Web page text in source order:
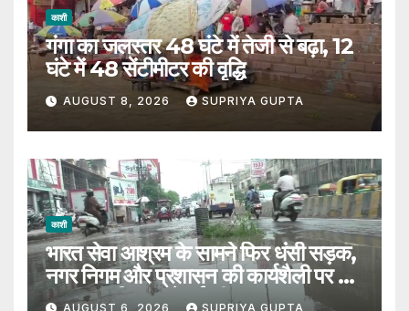
काशी
गंगा का जलस्तर 48 घंटे में तेजी से बढ़ा, 12
घंटे में 48 सेंटीमीटर की वृद्धि
AUGUST 8, 2026 SUPRIYA GUPTA
काशी
भारत सेवा आश्रम के सामने फिर धंसी सड़क,
नगर निगम और प्रशासन की कार्यशैली पर उठे
सवाल, 7 दिन पहले हुई थी मरम्मत
AUGUST 6, 2026 SUPRIYA GUPTA